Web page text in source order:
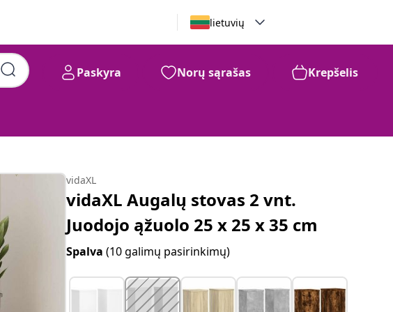
lietuvių
Paskyra Norų sąrašas Krepšelis
vidaXL
vidaXL Augalų stovas 2 vnt.
Juodojo ąžuolo 25 x 25 x 35 cm
Spalva(10 galimų pasirinkimų)